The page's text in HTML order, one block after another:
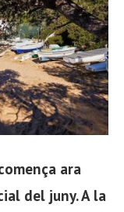
ara
del juny. A la